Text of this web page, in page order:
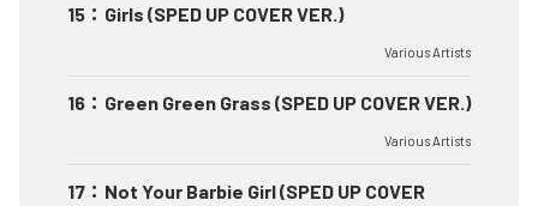
15 ： Girls (SPED UP COVER VER.)
Various Artists
16 ： Green Green Grass (SPED UP COVER VER.)
Various Artists
17 ： Not Your Barbie Girl (SPED UP COVER